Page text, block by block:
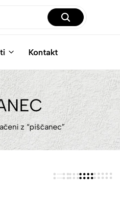
Kontakt
z “piščanec”